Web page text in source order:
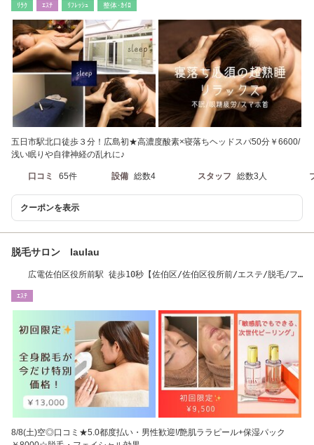
ﾘﾗｸ ｴｽﾃ ﾘﾌﾚｯｼｭ 整体･ｶｲﾛ
五日市駅北口徒歩３分！広島初★高濃度酸素×寝落ちヘッドスパ50分￥6600/
浅い眠りや自律神経の乱れに♪
口コミ 65件 設備 総数4 スタッフ 総数3人
クーポンを表示
脱毛サロン laulau
広電佐伯区役所前駅 徒歩10秒【佐伯区/佐伯区役所前/エステ/脱毛/フ
ｴｽﾃ
8/8(土)空◎口コミ★5.0都度払い・男性歓迎!/艶肌ララピール+保湿パック